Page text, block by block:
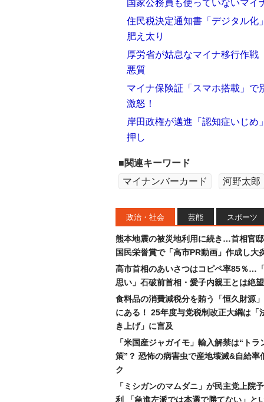
国家公務員も使っていないマイ
住民税決定通知書「デジタル化
肥え太り
厚労省が姑息なマイナ移行作戦
悪質
マイナ保険証「スマホ搭載」
激怒！
岸田政権が邁進「認知症いじ
押し
■関連キーワード
マイナンバーカード
河野太郎
政治・社会 芸能 スポーツ
熊本地震の被災地利用に続き…首相官
国民栄誉賞で「高市PR動画」作成し大
高市首相のあいさつはコピペ率85％…
思い」石破前首相・愛子内親王とは絶
食料品の消費減税分を賄う「恒久財源
にある！ 25年度与党税制改正大綱は「
き上げ」に言及
「米国産ジャガイモ」輸入解禁は“トラ
策”？ 恐怖の病害虫で産地壊滅&自給率
ク
「ミシガンのマムダニ」が民主党上院
利 「急進左派では本選で勝てない」と